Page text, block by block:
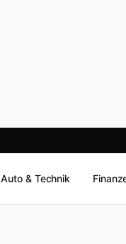
Auto & Technik